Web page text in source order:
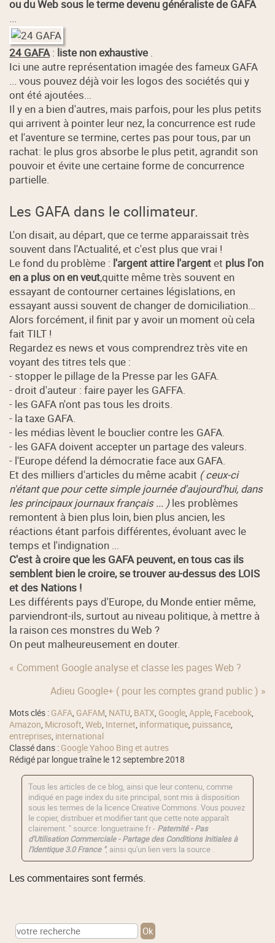
ou du Web sous le terme devenu généraliste de GAFA
...
24 GAFA: liste non exhaustive .
Ici une autre représentation imagée des fameux GAFA
... vous pouvez déjà voir les logos des sociétés qui y
ont été ajoutées...
Il y en a bien d'autres, mais parfois, pour les plus petits
qui arrivent à pointer leur nez, la concurrence est rude
et l'aventure se termine, certes pas pour tous, par un
rachat: le plus gros absorbe le plus petit, agrandit son
pouvoir et évite une certaine forme de concurrence
partielle.
Les GAFA dans le collimateur.
L'on disait, au départ, que ce terme apparaissait très
souvent dans l'Actualité, et c'est plus que vrai !
Le fond du problème : l'argent attire l'argentet plus l'on
en a plus on en veut,quitte même très souvent en
essayant de contourner certaines législations, en
essayant aussi souvent de changer de domiciliation...
Alors forcément, il finit par y avoir un moment où cela
fait TILT !
Regardez es news et vous comprendrez très vite en
voyant des titres tels que :
- stopper le pillage de la Presse par les GAFA.
- droit d'auteur : faire payer les GAFFA.
- les GAFA n'ont pas tous les droits.
- la taxe GAFA.
- les médias lèvent le bouclier contre les GAFA.
- les GAFA doivent accepter un partage des valeurs.
- l'Europe défend la démocratie face aux GAFA.
Et des milliers d'articles du même acabit ( ceux-ci
n'étant que pour cette simple journée d'aujourd'hui, dans
les principaux journaux français ... )les problèmes
remontent à bien plus loin, bien plus ancien, les
réactions étant parfois différentes, évoluant avec le
temps et l'indignation ...
C'est à croire que les GAFA peuvent, en tous cas ils
semblent bien le croire, se trouver au-dessus des LOIS
et des Nations !
Les différents pays d'Europe, du Monde entier même,
parviendront-ils, surtout au niveau politique, à mettre à
la raison ces monstres du Web ?
On peut malheureusement en douter.
« Comment Google analyse et classe les pages Web ?
Adieu Google+ ( pour les comptes grand public ) »
Mots clés : GAFA, GAFAM, NATU, BATX, Google,Apple, Facebook,
Amazon, Microsoft,Web, Internet, informatique, puissance,
entreprises, international
Classé dans : Google Yahoo Bing et autres
Rédigé par longue traîne le 12 septembre 2018
Tous les articles de ce blog, ainsi que leur contenu, comme
indiqué en page index du site principal, sont mis à disposition
sous les termes de la licence Creative Commons. Vous pouvez
le copier, distribuer et modifier tant que cette note apparaît
clairement. " source: longuetraine.fr - Paternité - Pas
d'Utilisation Commerciale - Partage des Conditions Initiales à
l'Identique 3.0 France ", ainsi qu'un lien vers la source .
Les commentaires sont fermés.